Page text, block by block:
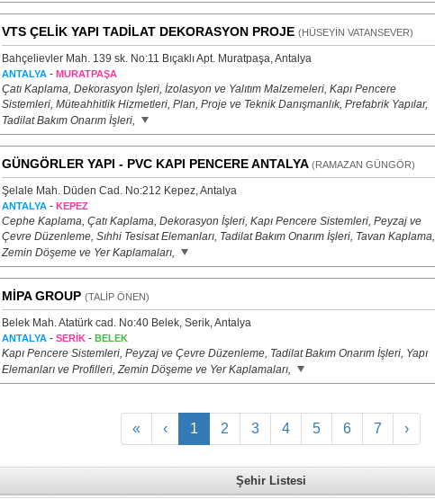
VTS ÇELİK YAPI TADİLAT DEKORASYON PROJE (HÜSEYİN VATANSEVER)
Bahçelievler Mah. 139 sk. No:11 Bıçaklı Apt. Muratpaşa, Antalya
ANTALYA- MURATPAŞA
Çatı Kaplama, Dekorasyon İşleri, İzolasyon ve Yalıtım Malzemeleri, Kapı Pencere
Sistemleri, Müteahhitlik Hizmetleri, Plan, Proje ve Teknik Danışmanlık, Prefabrik Yapılar,
Tadilat Bakım Onarım İşleri,
GÜNGÖRLER YAPI - PVC KAPI PENCERE ANTALYA (RAMAZAN GÜNGÖR)
Şelale Mah. Düden Cad. No:212 Kepez, Antalya
ANTALYA- KEPEZ
Cephe Kaplama, Çatı Kaplama, Dekorasyon İşleri, Kapı Pencere Sistemleri, Peyzaj ve
Çevre Düzenleme, Sıhhi Tesisat Elemanları, Tadilat Bakım Onarım İşleri, Tavan Kaplama,
Zemin Döşeme ve Yer Kaplamaları,
MİPA GROUP (TALİP ÖNEN)
Belek Mah. Atatürk cad. No:40 Belek, Serik, Antalya
ANTALYA- SERİK- BELEK
Kapı Pencere Sistemleri, Peyzaj ve Çevre Düzenleme, Tadilat Bakım Onarım İşleri, Yapı
Elemanları ve Profilleri, Zemin Döşeme ve Yer Kaplamaları,
« ‹ 1 2 3 4 5 6 7 ›
Şehir Listesi